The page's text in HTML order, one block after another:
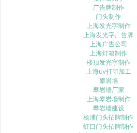
广告牌制作
门头制作
上海发光字制作
上海发光字广告牌
上海广告公司
上海灯箱制作
楼顶发光字制作
上海uv打印加工
攀岩墙
攀岩墙厂家
上海攀岩墙制作
攀岩墙建设
杨浦门头招牌制作
虹口门头招牌制作